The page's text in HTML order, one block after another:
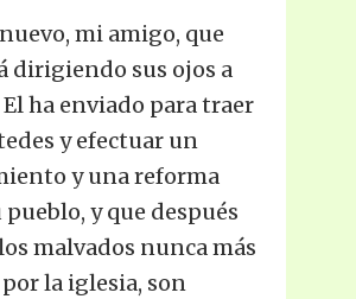
mi amigo, que
dirigiendo sus ojos a
ha enviado para traer
y efectuar un
y una reforma
y que después
malvados nunca más
la iglesia, son